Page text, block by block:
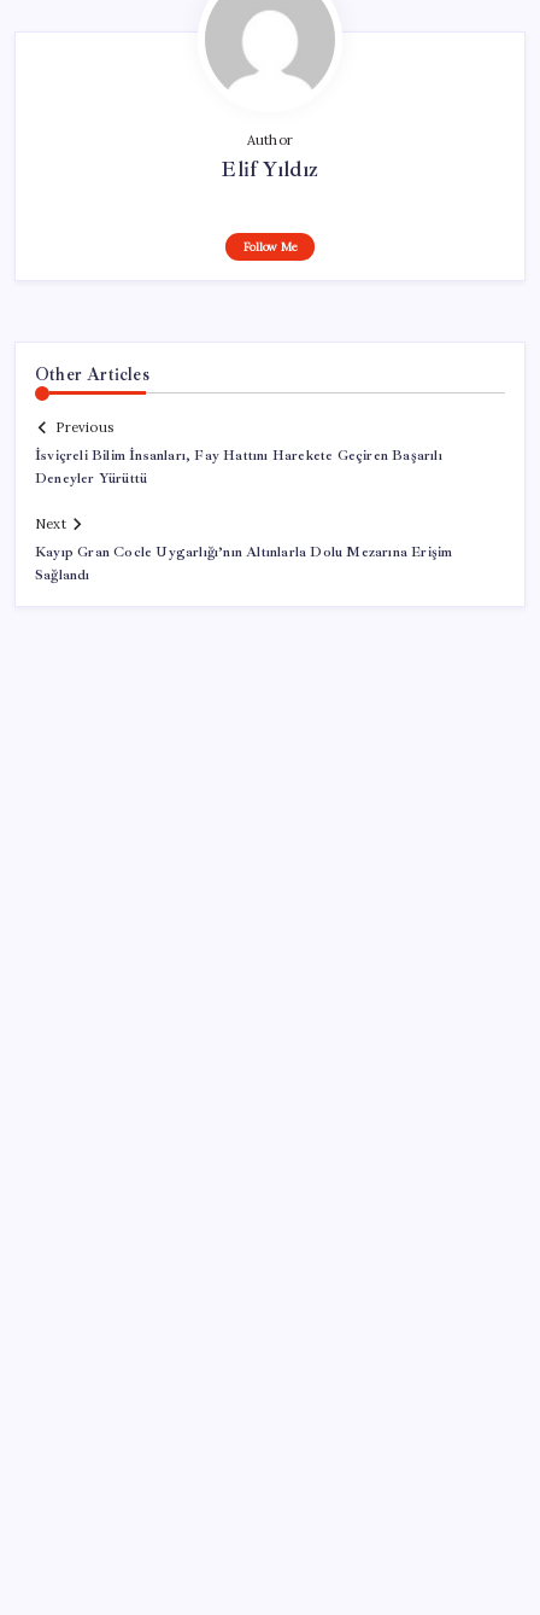
Author
Elif Yıldız
Follow Me
Other Articles
Previous
İsviçreli Bilim İnsanları, Fay Hattını Harekete Geçiren Başarılı
Deneyler Yürüttü
Next
Kayıp Gran Cocle Uygarlığı’nın Altınlarla Dolu Mezarına Erişim
Sağlandı